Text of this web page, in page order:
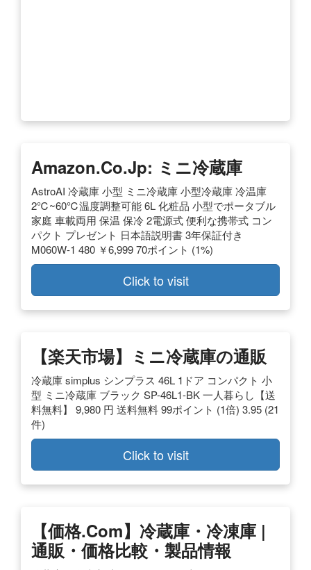
Amazon.co.jp: ミニ冷蔵庫
AstroAI 冷蔵庫 小型 ミニ冷蔵庫 小型冷蔵庫 冷温庫
2℃~60℃温度調整可能 6L 化粧品 小型でポータブル
家庭 車載両用 保温 保冷 2電源式 便利な携帯式 コン
パクト プレゼント 日本語説明書 3年保証付き
M060W-1 480 ￥6,999 70ポイント (1%)
Click to visit
【楽天市場】ミニ冷蔵庫の通販
冷蔵庫 simplus シンプラス 46L 1ドア コンパクト 小
型 ミニ冷蔵庫 ブラック SP-46L1-BK 一人暮らし【送
料無料】 9,980 円 送料無料 99ポイント (1倍) 3.95 (21
件)
Click to visit
【価格.com】冷蔵庫・冷凍庫 |
通販・価格比較・製品情報